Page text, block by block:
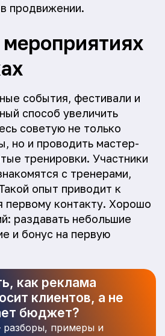
продвижении.
мероприятиях
события, фестивали и
способ увеличить
советую не только
но и проводить мастер-
тренировки. Участники
с тренерами,
опыт приводит к
первому контакту. Хорошо
раздавать небольшие
и бонус на первую
как реклама
клиентов, а не
бюджет?
примеры и